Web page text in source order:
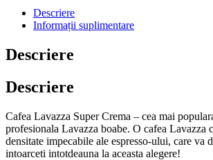
Descriere
Informații suplimentare
Descriere
Descriere
Cafea Lavazza Super Crema – cea mai
profesionala Lavazza boabe. O cafea Lavazza
densitate impecabile ale espresso-ului, care va
intoarceti intotdeauna la aceasta alegere!